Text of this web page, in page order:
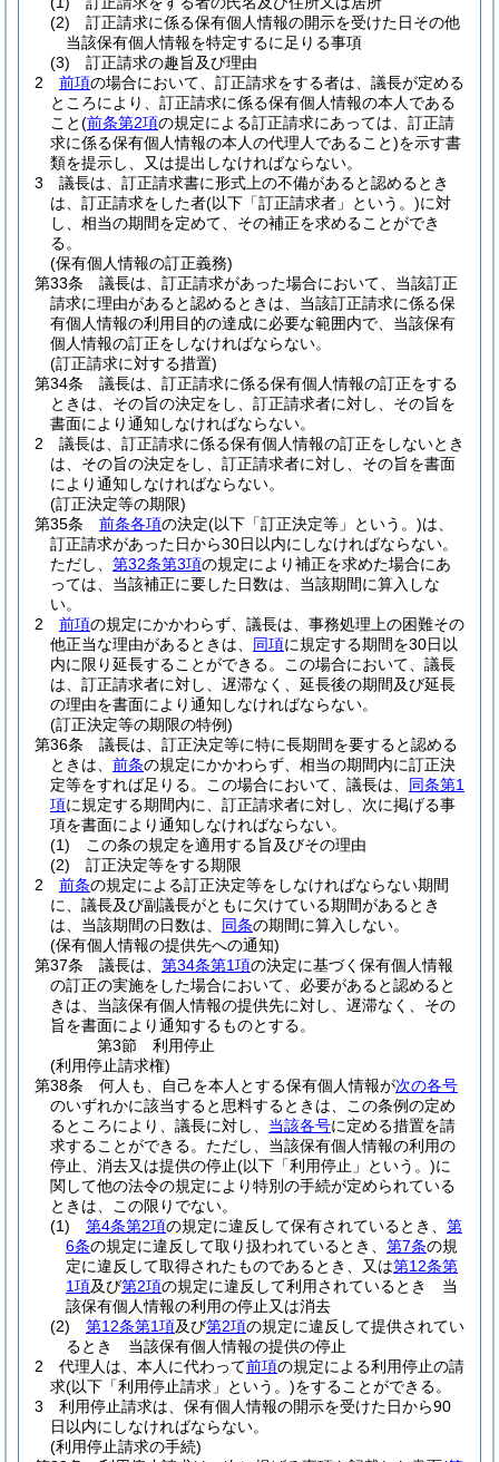
(2)
訂正請求に係る保有個人情報の開示を受けた日その他
当該保有個人情報を特定するに足りる事項
(3)
訂正請求の趣旨及び理由
2
前項の場合において、訂正請求をする者は、議長が定める
ところにより、訂正請求に係る保有個人情報の本人である
こと(前条第2項の規定による訂正請求にあっては、訂正請
求に係る保有個人情報の本人の代理人であること)を示す書
類を提示し、又は提出しなければならない。
3
議長は、訂正請求書に形式上の不備があると認めるとき
は、訂正請求をした者(以下「訂正請求者」という。)に対
し、相当の期間を定めて、その補正を求めることができ
る。
(保有個人情報の訂正義務)
第33条
議長は、訂正請求があった場合において、当該訂正
請求に理由があると認めるときは、当該訂正請求に係る保
有個人情報の利用目的の達成に必要な範囲内で、当該保有
個人情報の訂正をしなければならない。
(訂正請求に対する措置)
第34条
議長は、訂正請求に係る保有個人情報の訂正をする
ときは、その旨の決定をし、訂正請求者に対し、その旨を
書面により通知しなければならない。
2
議長は、訂正請求に係る保有個人情報の訂正をしないとき
は、その旨の決定をし、訂正請求者に対し、その旨を書面
により通知しなければならない。
(訂正決定等の期限)
第35条
前条各項の決定(以下「訂正決定等」という。)は、
訂正請求があった日から30日以内にしなければならない。
ただし、 第32条第3項の規定により補正を求めた場合にあ
っては、当該補正に要した日数は、当該期間に算入しな
い。
2
前項の規定にかかわらず、議長は、事務処理上の困難その
他正当な理由があるときは、 同項に規定する期間を30日以
内に限り延長することができる。
この場合において、議長
は、訂正請求者に対し、遅滞なく、延長後の期間及び延長
の理由を書面により通知しなければならない。
(訂正決定等の期限の特例)
第36条
議長は、訂正決定等に特に長期間を要すると認める
ときは、 前条の規定にかかわらず、相当の期間内に訂正決
定等をすれば足りる。
この場合において、議長は、 同条第1
項に規定する期間内に、訂正請求者に対し、次に掲げる事
項を書面により通知しなければならない。
(1)
この条の規定を適用する旨及びその理由
(2)
訂正決定等をする期限
2
前条の規定による訂正決定等をしなければならない期間
に、議長及び副議長がともに欠けている期間があるとき
は、当該期間の日数は、 同条の期間に算入しない。
(保有個人情報の提供先への通知)
第37条
議長は、 第34条第1項の決定に基づく保有個人情報
の訂正の実施をした場合において、必要があると認めると
きは、当該保有個人情報の提供先に対し、遅滞なく、その
旨を書面により通知するものとする。
第3節
利用停止
(利用停止請求権)
第38条
何人も、自己を本人とする保有個人情報が次の各号
のいずれかに該当すると思料するときは、この条例の定め
るところにより、議長に対し、 当該各号に定める措置を請
求することができる。 ただし、当該保有個人情報の利用の
停止、消去又は提供の停止(以下「利用停止」という。)に
関して他の法令の規定により特別の手続が定められている
ときは、この限りでない。
(1)
第4条第2項の規定に違反して保有されているとき、 第
6条の規定に違反して取り扱われているとき、 第7条の規
定に違反して取得されたものであるとき、又は第12条第
1項及び第2項の規定に違反して利用されているとき 当
該保有個人情報の利用の停止又は消去
(2)
第12条第1項及び第2項の規定に違反して提供されてい
るとき 当該保有個人情報の提供の停止
2
代理人は、本人に代わって前項の規定による利用停止の請
求(以下「利用停止請求」という。)をすることができる。
3
利用停止請求は、保有個人情報の開示を受けた日から90
日以内にしなければならない。
(利用停止請求の手続)